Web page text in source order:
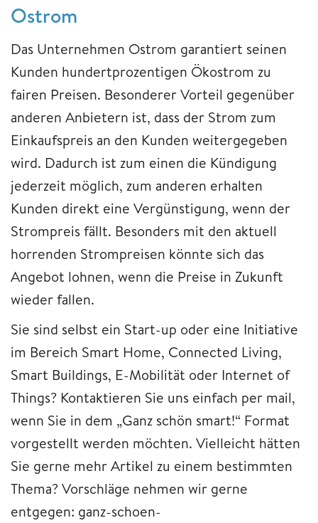
Ostrom
Das Unternehmen Ostrom garantiert seinen
Kunden hundertprozentigen Ökostrom zu
fairen Preisen. Besonderer Vorteil gegenüber
anderen Anbietern ist, dass der Strom zum
Einkaufspreis an den Kunden weitergegeben
wird. Dadurch ist zum einen die Kündigung
jederzeit möglich, zum anderen erhalten
Kunden direkt eine Vergünstigung, wenn der
Strompreis fällt. Besonders mit den aktuell
horrenden Strompreisen könnte sich das
Angebot lohnen, wenn die Preise in Zukunft
wieder fallen. ​​​​​​​
Sie sind selbst ein Start-up oder eine Initiative
im Bereich Smart Home, Connected Living,
Smart Buildings, E-Mobilität oder Internet of
Things? Kontaktieren Sie uns einfach per mail,
wenn Sie in dem „Ganz schön smart!“ Format
vorgestellt werden möchten. Vielleicht hätten
Sie gerne mehr Artikel zu einem bestimmten
Thema? Vorschläge nehmen wir gerne
entgegen: ganz-schoen-